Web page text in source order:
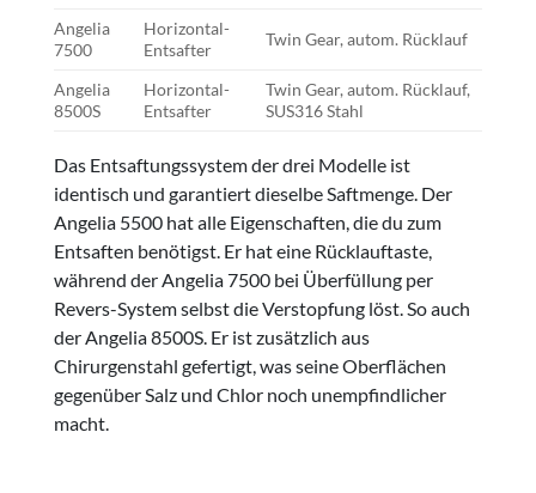
Angelia
7500
Horizontal-
Entsafter
Twin Gear, autom. Rücklauf
Angelia
8500S
Horizontal-
Entsafter
Twin Gear, autom. Rücklauf,
SUS316 Stahl
Das Entsaftungssystem der drei Modelle ist
identisch und garantiert dieselbe Saftmenge. Der
Angelia 5500 hat alle Eigenschaften, die du zum
Entsaften benötigst. Er hat eine Rücklauftaste,
während der Angelia 7500 bei Überfüllung per
Revers-System selbst die Verstopfung löst. So auch
der Angelia 8500S. Er ist zusätzlich aus
Chirurgenstahl gefertigt, was seine Oberflächen
gegenüber Salz und Chlor noch unempfindlicher
macht.